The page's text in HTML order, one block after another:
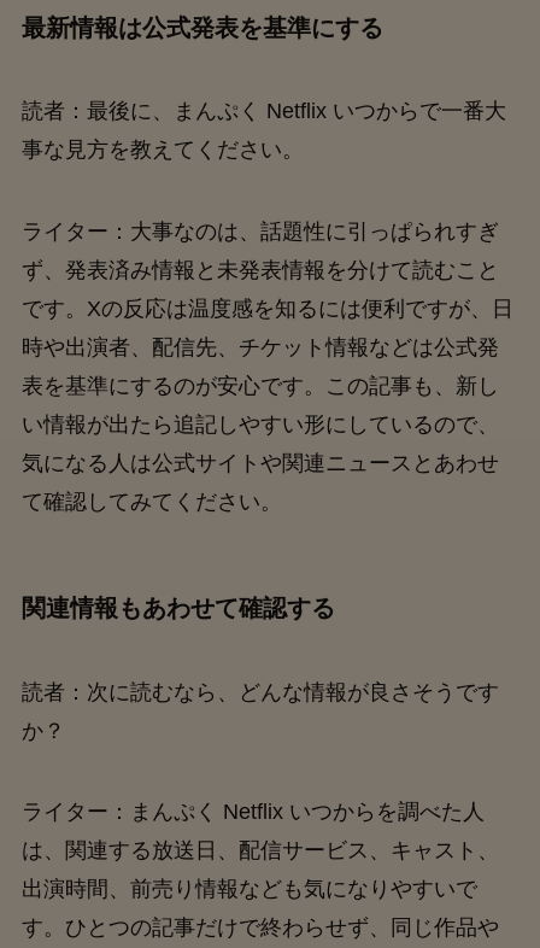
最新情報は公式発表を基準にする
読者：最後に、まんぷく Netflix いつからで一番大
事な見方を教えてください。
ライター：大事なのは、話題性に引っぱられすぎ
ず、発表済み情報と未発表情報を分けて読むこと
です。Xの反応は温度感を知るには便利ですが、日
時や出演者、配信先、チケット情報などは公式発
表を基準にするのが安心です。この記事も、新し
い情報が出たら追記しやすい形にしているので、
気になる人は公式サイトや関連ニュースとあわせ
て確認してみてください。
関連情報もあわせて確認する
読者：次に読むなら、どんな情報が良さそうです
か？
ライター：まんぷく Netflix いつからを調べた人
は、関連する放送日、配信サービス、キャスト、
出演時間、前売り情報なども気になりやすいで
す。ひとつの記事だけで終わらせず、同じ作品や